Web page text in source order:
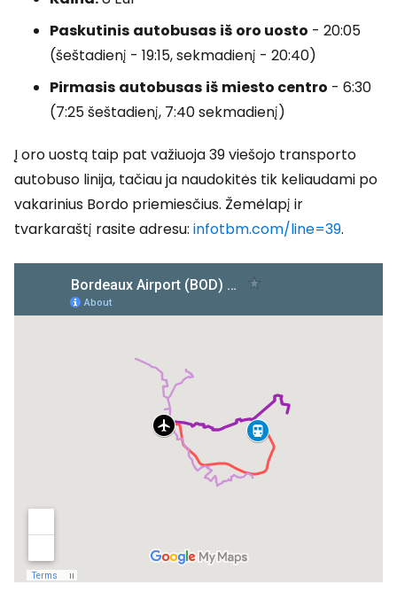
Paskutinis autobusas iš oro uosto - 20:05
(šeštadienį - 19:15, sekmadienį - 20:40)
Pirmasis autobusas iš miesto centro - 6:30
(7:25 šeštadienį, 7:40 sekmadienį)
Į oro uostą taip pat važiuoja 39 viešojo transporto
autobuso linija, tačiau ja naudokitės tik keliaudami po
vakarinius Bordo priemiesčius. Žemėlapį ir
tvarkaraštį rasite adresu: infotbm.com/line=39.